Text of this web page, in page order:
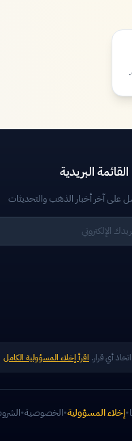
البريدية
على آخر أخبار الذهب والتحديثات
أي قرار. اقرأ إخلاء المسؤولية الكامل
•إخلاء المسؤولية•الخصوصية•